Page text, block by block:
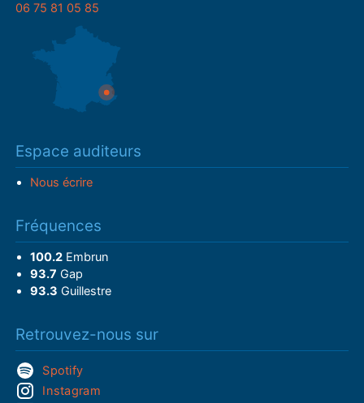
06 75 81 05 85
Espace auditeurs
Nous écrire
Fréquences
100.2Embrun
93.7 Gap
93.3 Guillestre
Retrouvez-nous sur
Spotify
Instagram